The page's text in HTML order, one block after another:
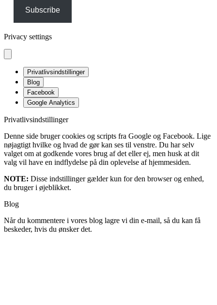
Subscribe
Privacy settings
Privatlivsindstillinger
Blog
Facebook
Google Analytics
Privatlivsindstillinger
Denne side bruger cookies og scripts fra Google og Facebook. Lige
nøjagtigt hvilke og hvad de gør kan ses til venstre. Du har selv
valget om at godkende vores brug af det eller ej, men husk at dit
valg vil have en indflydelse på din oplevelse af hjemmesiden.
NOTE: Disse indstillinger gælder kun for den browser og enhed,
du bruger i øjeblikket.
Blog
Når du kommentere i vores blog lagre vi din e-mail, så du kan få
beskeder, hvis du ønsker det.